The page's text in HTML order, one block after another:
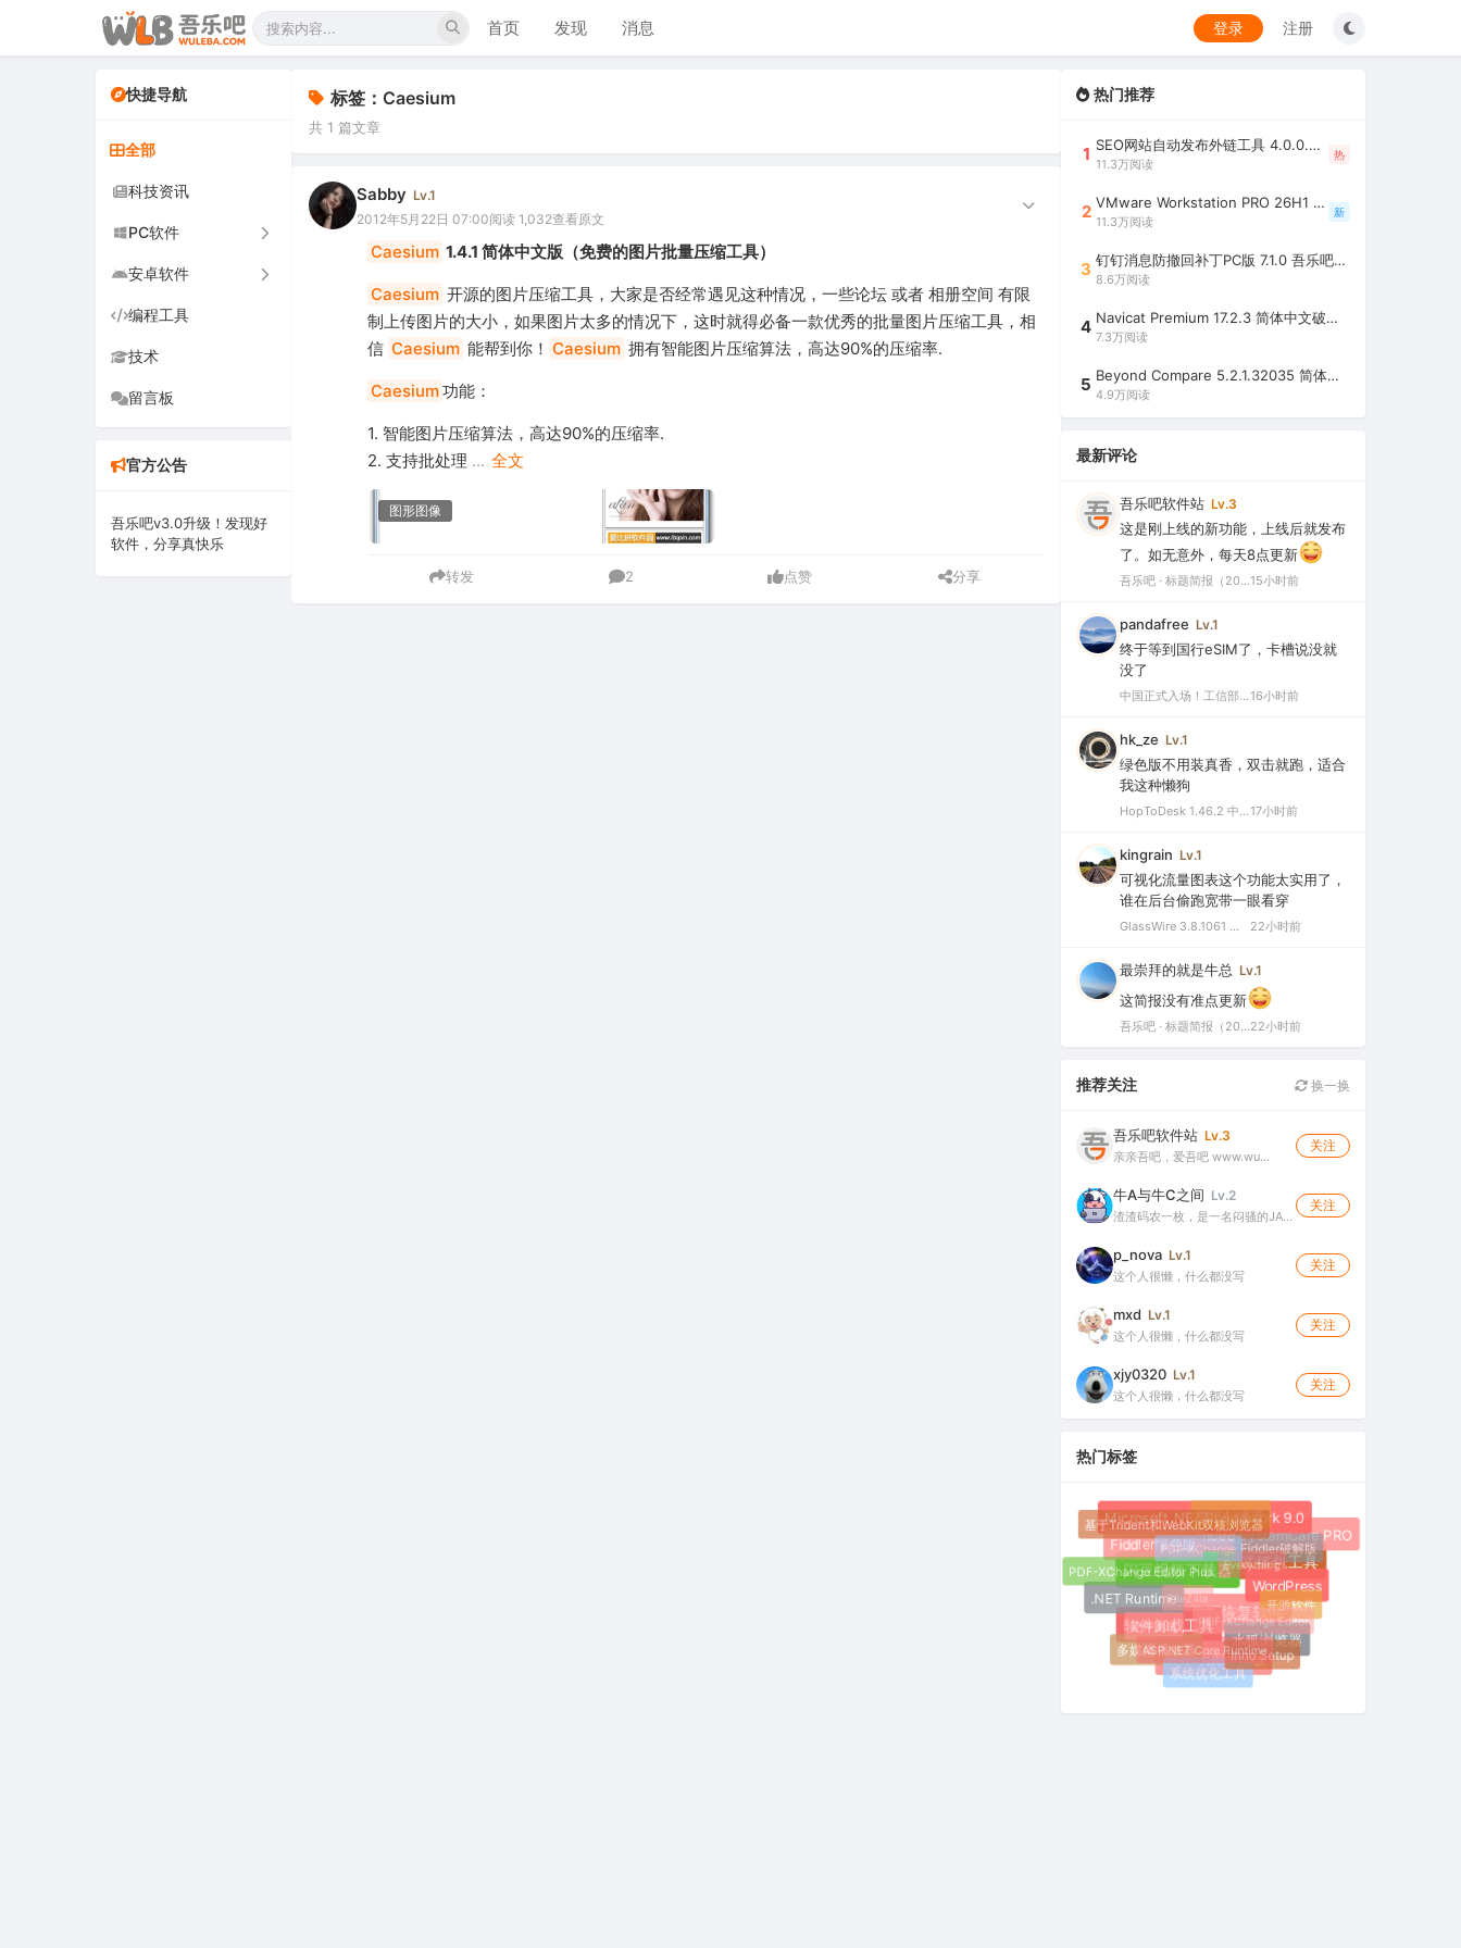
首页 发现 消息 登录 注册
快捷导航
全部
科技资讯
PC软件
办公软件
网络软件
音频视频
系统下载
安卓软件
手机软件
车机软件
编程工具
技术
留言板
官方公告
吾乐吧v3.0升级！发现好
软件，分享真快乐
标签：Caesium
共 1 篇文章
Sabby Lv.1
2012年5月22日 07:00阅读 1,032查看原文
Caesium 1.4.1 简体中文版（免费的图片批量压缩工具）
Caesium 开源的图片压缩工具，大家是否经常遇见这种情况，一些论坛 或者 相册空间 有限
制上传图片的大小，如果图片太多的情况下，这时就得必备一款优秀的批量图片压缩工具，相
信 Caesium 能帮到你！ Caesium 拥有智能图片压缩算法，高达90%的压缩率.
Caesium功能：
1. 智能图片压缩算法，高达90%的压缩率.
2. 支持批处理 ... 全文
图形图像
转发 2 点赞 分享
热门推荐
1 SEO网站自动发布外链工具 4.0.0.0 吾乐吧优化版（智能代理狂刷外链）
11.3万阅读
热
2 VMware Workstation PRO 26H1 中文精简安装注册版 / 完整版（最好用的虚拟机软件）
11.3万阅读
新
3 钉钉消息防撤回补丁PC版 7.1.0 吾乐吧优化版（支持消息防撤回+钉钉多开+支持消息永不已读+去除钉钉水印）
8.6万阅读
4 Navicat Premium 17.2.3 简体中文破解版（多重数据库管理工具）
7.3万阅读
5 Beyond Compare 5.2.1.32035 简体中文注册版（超强文件/夹比较工具）
4.9万阅读
最新评论
吾乐吧软件站 Lv.3
这是刚上线的新功能，上线后就发布
了。如无意外，每天8点更新
吾乐吧 · 标题简报（2026-08-06）15小时前
pandafree Lv.1
终于等到国行eSIM了，卡槽说没就
没了
中国正式入场！工信部批复eSIM手机商用试验，2026或成爆发元年16小时前
hk_ze Lv.1
绿色版不用装真香，双击就跑，适合
我这种懒狗
HopToDesk 1.46.2 中文绿色版（免费远程协助工具）17小时前
kingrain Lv.1
可视化流量图表这个功能太实用了，
谁在后台偷跑宽带一眼看穿
GlassWire 3.8.1061 中文特别版（可视化网络监控与个人防火墙） 22小时前
最崇拜的就是牛总 Lv.1
这简报没有准点更新
吾乐吧 · 标题简报（2026-08-06）22小时前
推荐关注 换一换
吾乐吧软件站 Lv.3
亲亲吾吧，爱吾吧 www.wu…
关注
牛A与牛C之间 Lv.2
渣渣码农一枚，是一名闷骚的JA…
关注
p_nova Lv.1
这个人很懒，什么都没写
关注
mxd Lv.1
这个人很懒，什么都没写
关注
xjy0320 Lv.1
这个人很懒，什么都没写
关注
热门标签
数据恢复软件
强大的网络调试抓包工具
闪豆视频下载器
软件卸载工具
威力导演破解版
水狐浏览器
WordPress
Advanced SystemCare PRO
Microsoft .NET Framework 9.0
Fiddler绿色版
.NET Runtime
多媒体播放器
系统优化工具
Inno Setup
开源软件
Fiddler破解版
微信4.x多开
基于Trident和WebKit双核浏览器
PDF-XChange Editor Plus
硬件测试
ASP.NET Core Runtime
PDF-XChange Editor
Everything
PDF-XChange
FileZilla